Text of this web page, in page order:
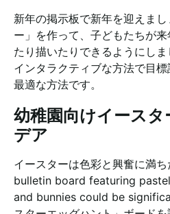
新年の掲示板で新年を迎えま
ー」を作って、子どもたちが
たり描いたりできるようにし
インタラクティブな方法で目
最適な方法です。
幼稚園向けイースタ
デア
イースターは色彩と興奮に満ち
bulletin board featuring
and bunnies could be